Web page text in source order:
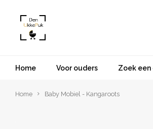
Home Voor ouders Zoek
Home Baby Mobiel - Kangaroots